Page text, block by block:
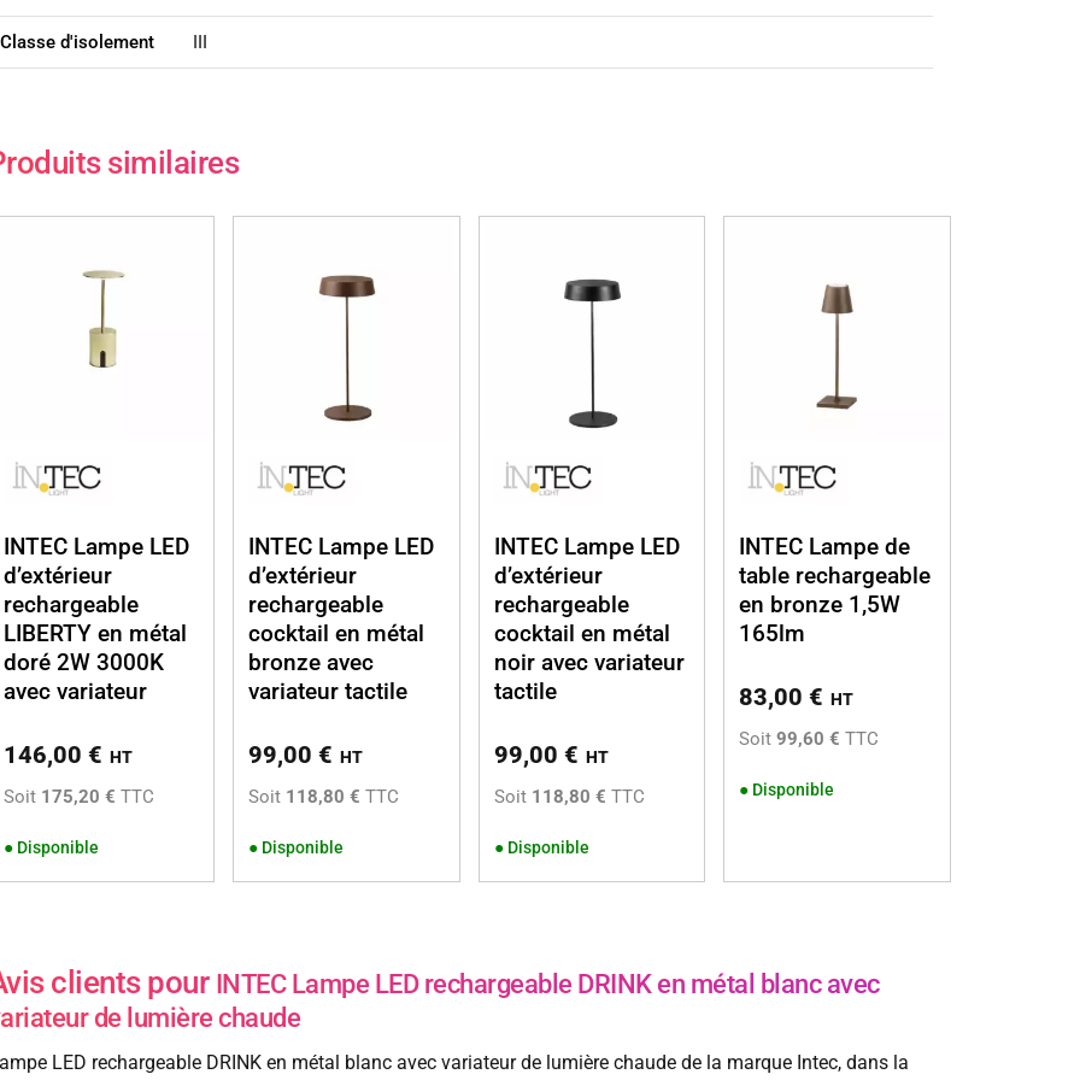
Classe d'isolement
similaires
INTEC Lampe LED
d’extérieur
rechargeable
LIBERTY en métal
doré 2W 3000K
avec variateur
146,00 € HT
Soit 175,20 € TTC
● Disponible
INTEC Lampe LED
d’extérieur
rechargeable
cocktail en métal
bronze avec
variateur tactile
99,00€ HT
Soit 118,80 € TTC
● Disponible
INTEC Lampe LED
d’extérieur
rechargeable
cocktail en métal
noir avec variateur
tactile
99,00 € HT
Soit 118,80 € TTC
● Disponible
INTEC Lampe de
table rechargeable
en bronze 1,5W
165lm
83,00€ HT
Soit99,60 € TTC
● Disponible
clients pour INTEC Lampe LED rechargeable DRINK en métal blanc avec
de lumière chaude
LED rechargeable DRINK en métal blanc avec variateur de lumière chaude de la marque Intec, dans la